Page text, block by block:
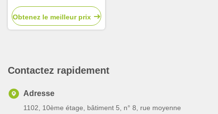
fermeture à glissière élégant
jacket rembourrée,
Obtenez le meilleur prix
Contactez rapidement
Adresse
1102, 10ème étage, bâtiment 5, n° 8, rue moyenne